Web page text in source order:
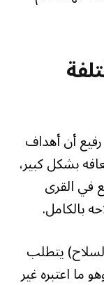
أن أهداف
بشكل كبير،
في القرى
بالكامل.
يتطلب
ما اعتبره غير